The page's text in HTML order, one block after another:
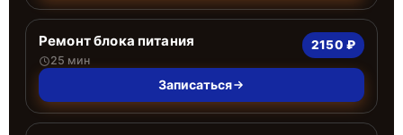
Ремонт блока питания
25 мин
2150 ₽
Записаться